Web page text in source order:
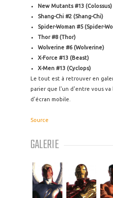
New Mutants #13 (Colossus)
Shang-Chi #2 (Shang-Chi)
Spider-Woman #5 (Spider-
Thor #8 (Thor)
Wolverine #6 (Wolverine)
X-Force #13 (Beast)
X-Men #13 (Cyclops)
Le tout est à retrouver en
parier que l'un d'entre vous
d'écran mobile.
Source
GALERIE